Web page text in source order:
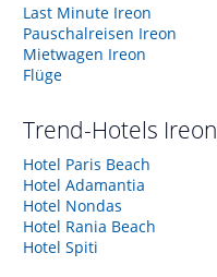
Last Minute Ireon
Pauschalreisen Ireon
Mietwagen Ireon
Flüge
Trend-Hotels Ireon
Hotel Paris Beach
Hotel Adamantia
Hotel Nondas
Hotel Rania Beach
Hotel Spiti